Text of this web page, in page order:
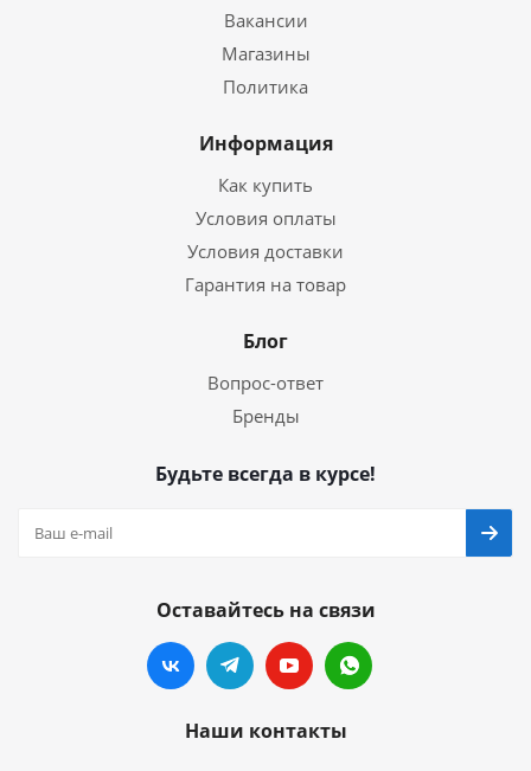
Вакансии
Магазины
Политика
Информация
Как купить
Условия оплаты
Условия доставки
Гарантия на товар
Блог
Вопрос-ответ
Бренды
Будьте всегда в курсе!
Оставайтесь на связи
Наши контакты